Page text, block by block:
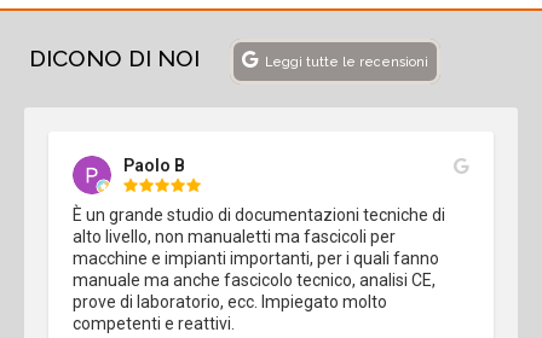
DICONO DI NOI Leggi tutte le recensioni
Paolo B
È un grande studio di documentazioni tecniche di
alto livello, non manualetti ma fascicoli per
macchine e impianti importanti, per i quali fanno
manuale ma anche fascicolo tecnico, analisi CE,
prove di laboratorio, ecc. Impiegato molto
competenti e reattivi.